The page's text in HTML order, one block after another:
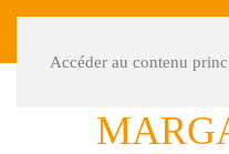
Accéder au contenu